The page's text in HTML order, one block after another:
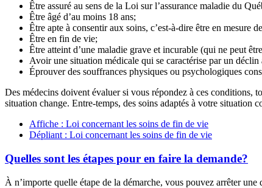
Être assuré au sens de la Loi sur l’assurance maladie du
Être âgé d’au moins 18 ans;
Être apte à consentir aux soins, c’est-à-dire être en mesure
Être en fin de vie;
Être atteint d’une maladie grave et incurable (qui ne peut
Avoir une situation médicale qui se caractérise par un déclin
Éprouver des souffrances physiques ou psychologiques
Des médecins doivent évaluer si vous répondez à ces conditions,
situation change. Entre-temps, des soins adaptés à votre situation
Affiche : Loi concernant les soins de fin de vie
Dépliant : Loi concernant les soins de fin de vie
Quelles sont les étapes pour en faire la demande?
À n’importe quelle étape de la démarche, vous pouvez arrêter une